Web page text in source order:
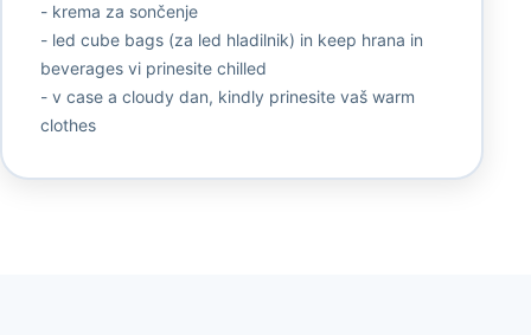
- krema za sončenje
- led cube bags (za led hladilnik) in keep hrana in
beverages vi prinesite chilled
- v case a cloudy dan, kindly prinesite vaš warm
clothes